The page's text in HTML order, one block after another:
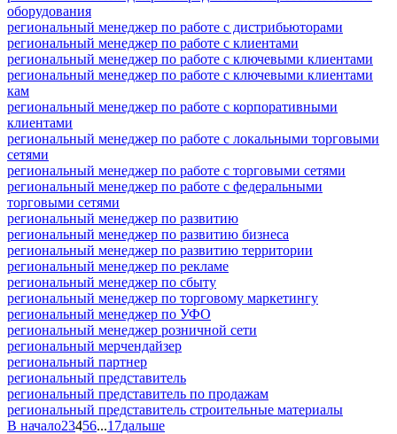
оборудования
региональный менеджер по работе с дистрибьюторами
региональный менеджер по работе с клиентами
региональный менеджер по работе с ключевыми клиентами
региональный менеджер по работе с ключевыми клиентами
кам
региональный менеджер по работе с корпоративными
клиентами
региональный менеджер по работе с локальными торговыми
сетями
региональный менеджер по работе с торговыми сетями
региональный менеджер по работе с федеральными
торговыми сетями
региональный менеджер по развитию
региональный менеджер по развитию бизнеса
региональный менеджер по развитию территории
региональный менеджер по рекламе
региональный менеджер по сбыту
региональный менеджер по торговому маркетингу
региональный менеджер по УФО
региональный менеджер розничной сети
региональный мерчендайзер
региональный партнер
региональный представитель
региональный представитель по продажам
региональный представитель строительные материалы
В начало23456...17дальше